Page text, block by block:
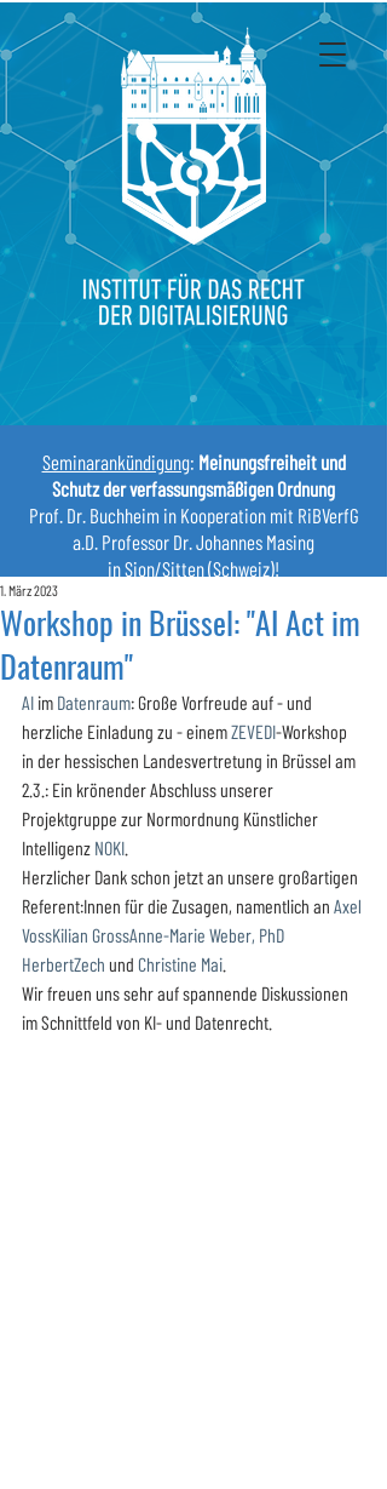
Seminarankündigung: Meinungsfreiheit und
Schutz der verfassungsmäßigen Ordnung
Prof. Dr. Buchheim in Kooperation mit RiBVerfG
a.D. Professor Dr. Johannes Masing
in Sion/Sitten (Schweiz)!
Workshop in Brüssel: "AI Act im
Datenraum"
1. März 2023
AI im Datenraum: Große Vorfreude auf - und
herzliche Einladung zu - einem ZEVEDI-Workshop
in der hessischen Landesvertretung in Brüssel am
2.3.: Ein krönender Abschluss unserer
Projektgruppe zur Normordnung Künstlicher
Intelligenz NOKI.
Herzlicher Dank schon jetzt an unsere großartigen
Referent:Innen für die Zusagen, namentlich an Axel
VossKilian GrossAnne-Marie Weber, PhD
HerbertZech und Christine Mai.
Wir freuen uns sehr auf spannende Diskussionen
im Schnittfeld von KI- und Datenrecht.